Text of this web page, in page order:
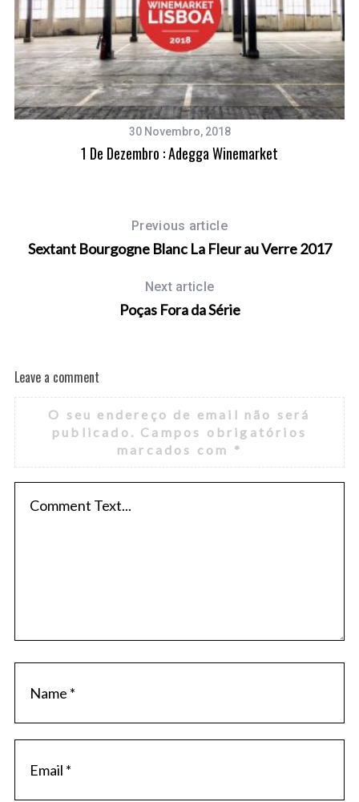
30 Novembro, 2018
1 De Dezembro : Adegga Winemarket
Previous article
Sextant Bourgogne Blanc La Fleur au Verre 2017
Next article
Poças Fora da Série
Leave a comment
O seu endereço de email não será
publicado. Campos obrigatórios
marcados com *